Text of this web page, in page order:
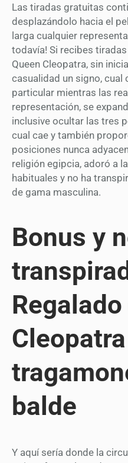
Las tiradas gratuitas
desplazándolo hacia el
larga cualquier
todavía! Si recibes
Queen Cleopatra, sin
casualidad un signo,
particular mientras las
representación, se
inclusive ocultar las tres
cual cae y también
posiciones nunca
religión egipcia, adoró a
habituales y no ha
de gama masculina.
Bonus y
Cleopatra
balde
Y aquí serí­a donde la